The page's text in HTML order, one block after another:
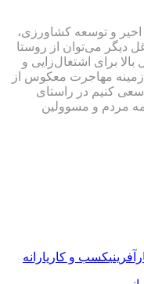
اخیر و توسعه کشاورزی،
دیگر می‌توان از روستا
برای اشتغال‌زایی و
مهاجرت معکوس از
سعی کنیم در راستای
مردم و مسوولین
کسب و کار یارانه